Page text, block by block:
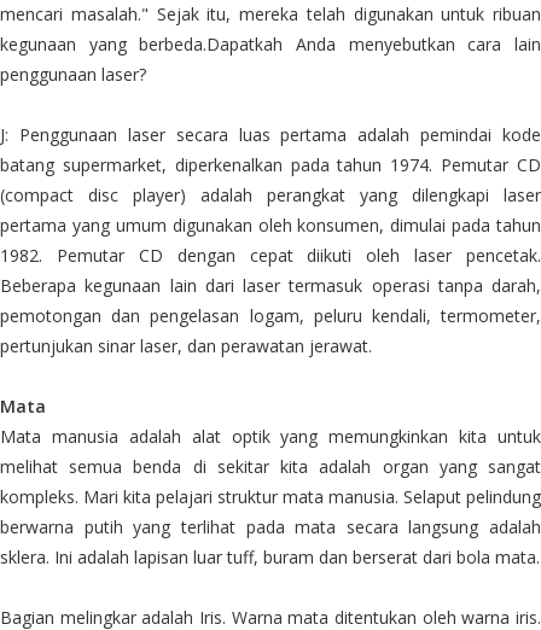
mencari masalah." Sejak itu, mereka telah digunakan untuk ribuan
kegunaan yang berbeda.Dapatkah Anda menyebutkan cara lain
penggunaan laser?
J: Penggunaan laser secara luas pertama adalah pemindai kode
batang supermarket, diperkenalkan pada tahun 1974. Pemutar CD
(compact disc player) adalah perangkat yang dilengkapi laser
pertama yang umum digunakan oleh konsumen, dimulai pada tahun
1982. Pemutar CD dengan cepat diikuti oleh laser pencetak.
Beberapa kegunaan lain dari laser termasuk operasi tanpa darah,
pemotongan dan pengelasan logam, peluru kendali, termometer,
pertunjukan sinar laser, dan perawatan jerawat.
Mata
Mata manusia adalah alat optik yang memungkinkan kita untuk
melihat semua benda di sekitar kita adalah organ yang sangat
kompleks. Mari kita pelajari struktur mata manusia. Selaput pelindung
berwarna putih yang terlihat pada mata secara langsung adalah
sklera. Ini adalah lapisan luar tuff, buram dan berserat dari bola mata.
Bagian melingkar adalah Iris. Warna mata ditentukan oleh warna iris.